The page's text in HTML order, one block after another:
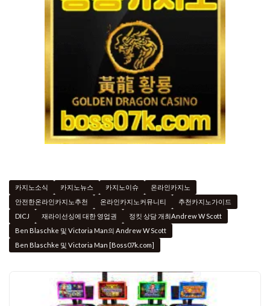
카지노소식 카지노뉴스 카지노이슈
온라인카지노
안전한온라인카지노추천
온라인카지노커뮤니티
추천카지노가이드
DICJ
재라이선싱에 대한 영업권
정킷 상담 개최Andrew W Scott
Ben Blaschke 및 Victoria Man의 Andrew W Scott
Ben Blaschke 및 Victoria Man [Boss07k.com]